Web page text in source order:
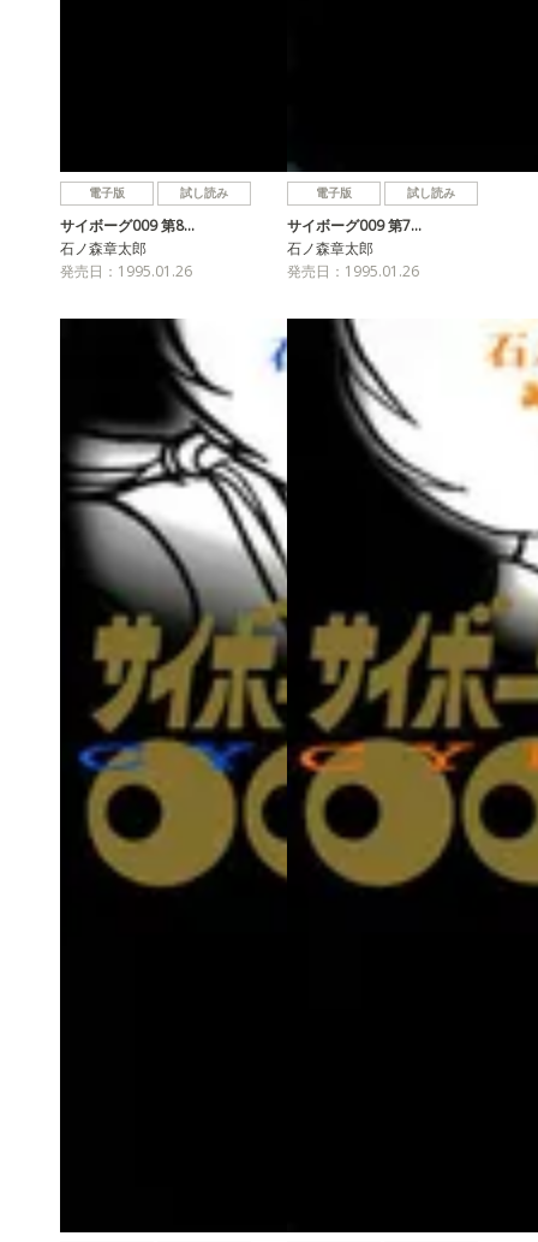
電子版 試し読み
サイボーグ009 第8…
石ノ森章太郎
発売日：1995.01.26
電子版 試し読み
サイボーグ009 第7…
石ノ森章太郎
発売日：1995.01.26